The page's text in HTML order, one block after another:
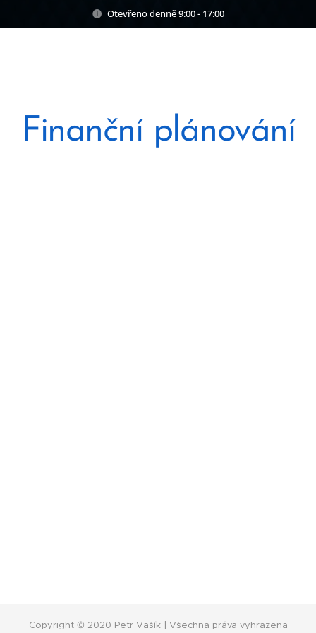
Otevřeno denně 9:00 - 17:00
Finanční plánování
Copyright © 2020 Petr Vašík | Všechna práva vyhrazena